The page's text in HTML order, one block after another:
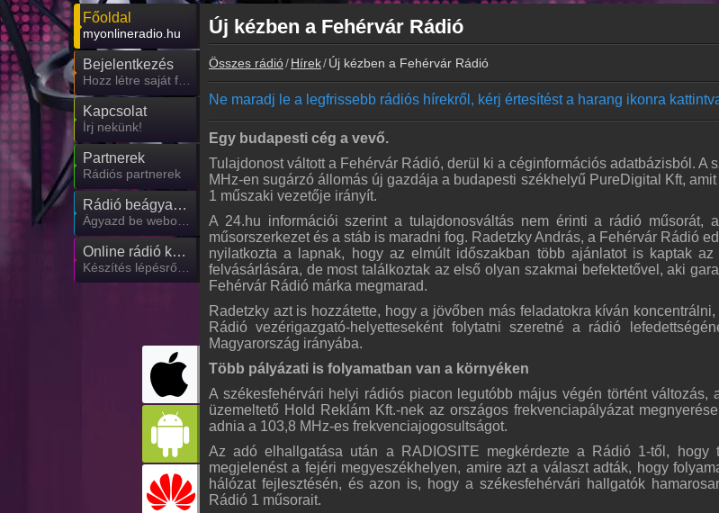
Főoldal
myonlineradio.hu
Bejelentkezés
Hozz létre saját fiókot!
Kapcsolat
Írj nekünk!
Partnerek
Rádiós partnerek
Rádió beágyazás
Ágyazd be weboldaladba
Online rádió készítés
Készítés lépésről lépésre
Új kézben a Fehérvár Rádió
Összes rádió Hírek Új kézben a Fehérvár Rádió
Ne maradj le a legfrissebb rádiós hírekről, kérj értesítést a harang ikonra
Egy budapesti cég a vevő.
Tulajdonost váltott a Fehérvár Rádió, derül ki a céginformációs adatbázisból. A
MHz-en sugárzó állomás új gazdája a budapesti székhelyű PureDigital Kft,
1 műszaki vezetője irányít.
A 24.hu információi szerint a tulajdonosváltás nem érinti a rádió műsorát,
műsorszerkezet és a stáb is maradni fog. Radetzky András, a Fehérvár Rádió
nyilatkozta a lapnak, hogy az elmúlt időszakban több ajánlatot is kaptak
felvásárlására, de most találkoztak az első olyan szakmai befektetővel, aki
Fehérvár Rádió márka megmarad.
Radetzky azt is hozzátette, hogy a jövőben más feladatokra kíván
Rádió vezérigazgató-helyetteseként folytatni szeretné a rádió
Magyarország irányába.
Több pályázati is folyamatban van a környéken
A székesfehérvári helyi rádiós piacon legutóbb május végén történt változás,
üzemeltető Hold Reklám Kft.-nek az országos frekvenciapályázat
adnia a 103,8 MHz-es frekvenciajogosultságot.
Az adó elhallgatása után a RADIOSITE megkérdezte a Rádió 1-től, hogy
megjelenést a fejéri megyeszékhelyen, amire azt a választ adták, hogy
hálózat fejlesztésén, és azon is, hogy a székesfehérvári hallgatók
Rádió 1 műsorait.